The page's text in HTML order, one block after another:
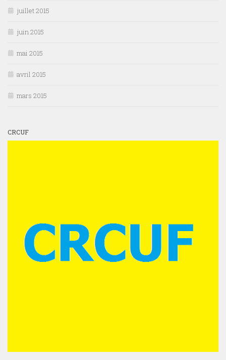
juillet 2015
juin 2015
mai 2015
avril 2015
mars 2015
CRCUF